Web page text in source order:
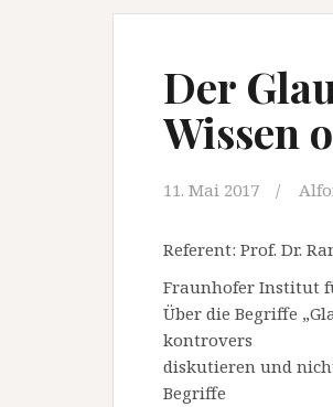
Der
Wissen
11. Mai 2017
Referent: Prof. Dr.
Fraunhofer Institut
Über die Begriffe
kontrovers
diskutieren und
Begriffe